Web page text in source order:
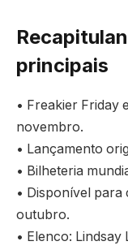
principais
• Freakier Friday
novembro.
• Lançamento
• Bilheteria
• Disponível para
outubro.
• Elenco: Lindsay